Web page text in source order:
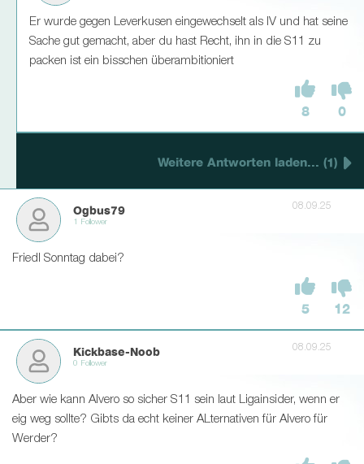
Er wurde gegen Leverkusen eingewechselt als IV und hat seine
Sache gut gemacht, aber du hast Recht, ihn in die S11 zu
packen ist ein bisschen überambitioniert
8 0
Weitere Antworten laden... (1)
Ogbus79
1 Follower
08.09.25
Friedl Sonntag dabei?
5 12
Kickbase-Noob
0 Follower
08.09.25
Aber wie kann Alvero so sicher S11 sein laut Ligainsider, wenn er
eig weg sollte? Gibts da echt keiner ALternativen für Alvero für
Werder?